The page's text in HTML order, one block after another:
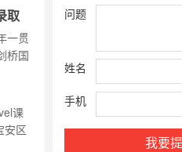
取
一贯
桥国
身
课
安区
问题
姓名
手机
我要